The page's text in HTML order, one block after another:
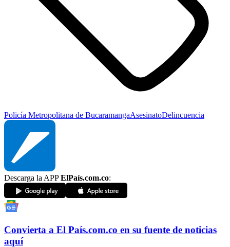
Policía Metropolitana de BucaramangaAsesinatoDelincuencia
Descarga la APPElPaís.com.co:
Convierta a El País.com.co en su fuente de noticias
aquí